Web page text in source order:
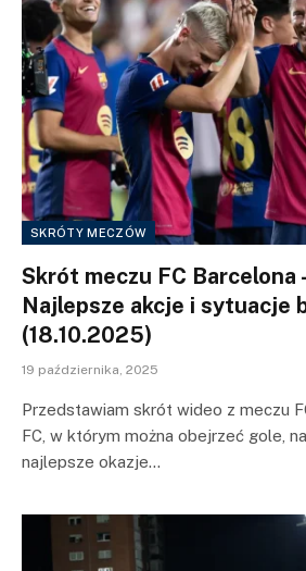
SKRÓTY MECZÓW
Skrót meczu FC Barcelona
Najlepsze akcje i sytuacje
(18.10.2025)
19 października, 2025
Przedstawiam skrót wideo z meczu
FC, w którym można obejrzeć gole,
najlepsze okazje…